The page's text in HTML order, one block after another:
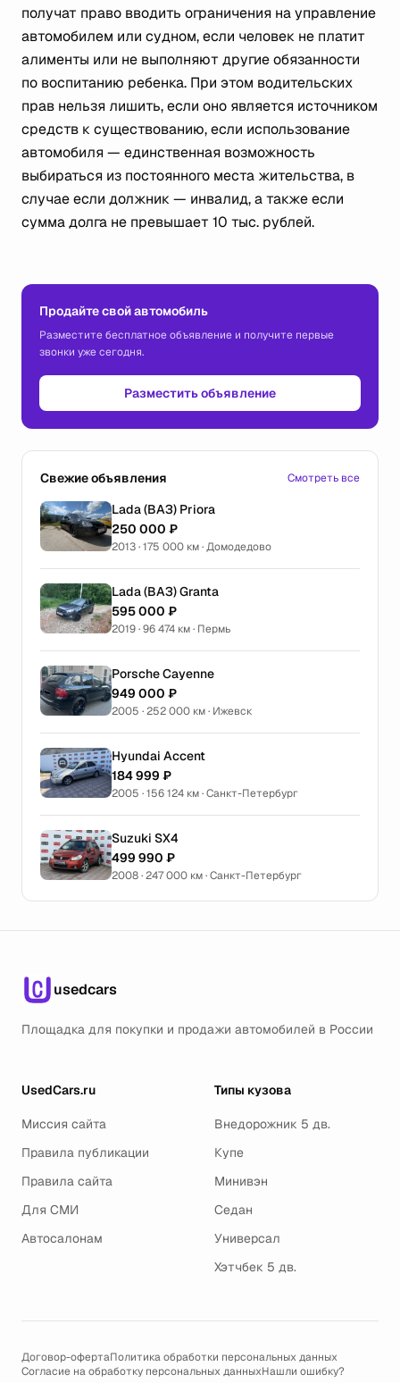
получат право вводить ограничения на управление
автомобилем или судном, если человек не платит
алименты или не выполняют другие обязанности
по воспитанию ребенка. При этом водительских
прав нельзя лишить, если оно является источником
средств к существованию, если использование
автомобиля — единственная возможность
выбираться из постоянного места жительства, в
случае если должник — инвалид, а также если
сумма долга не превышает 10 тыс. рублей.
Продайте свой автомобиль
Разместите бесплатное объявление и получите первые
звонки уже сегодня.
Разместить объявление
Свежие объявления Смотреть все
Lada (ВАЗ) Priora
250 000 ₽
2013 · 175 000 км · Домодедово
Lada (ВАЗ) Granta
595 000 ₽
2019 · 96 474 км · Пермь
Porsche Cayenne
949 000 ₽
2005 · 252 000 км · Ижевск
Hyundai Accent
184 999 ₽
2005 · 156 124 км · Санкт-Петербург
Suzuki SX4
499 990 ₽
2008 · 247 000 км · Санкт-Петербург
usedcars
Площадка для покупки и продажи автомобилей в России
UsedCars.ru
Миссия сайта
Правила публикации
Правила сайта
Для СМИ
Автосалонам
Типы кузова
Внедорожник 5 дв.
Купе
Минивэн
Седан
Универсал
Хэтчбек 5 дв.
Договор-офертаПолитика обработки персональных данных
Согласие на обработку персональных данныхНашли ошибку?